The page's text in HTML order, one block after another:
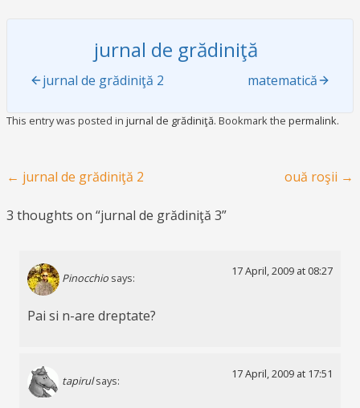
jurnal de grădiniţă
jurnal de grădiniţă 2 matematică
This entry was posted in jurnal de grădiniţă. Bookmark the permalink.
Post navigation
← jurnal de grădiniţă 2 ouă roşii →
3 thoughts on “jurnal de grădiniţă 3”
Pinocchio says:
17 April, 2009 at 08:27
Pai si n-are dreptate?
tapirul says:
17 April, 2009 at 17:51